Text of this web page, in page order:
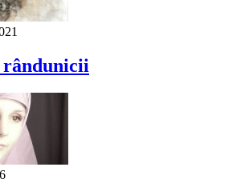
rândunicii